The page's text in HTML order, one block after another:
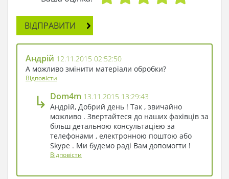
день новосілля. Треба ж, який місткий будинок.
Він гідний навіть королеви, адже велика кількість
житлової площі - ознака статусу, смаку і доброї
вдачі!
Принцеса схопилася за мобільний телефон і
почала надзвонювати архітекторові, адже їй так
який вона щойно побачила на картинці!
ВІДПРАВИТИ
Андрій 12.11.2015 02:52:50
А можливо змінити матеріали обробки?
Відповісти
↳ Dom4m 13.11.2015 13:29:43
Андрій, Добрий день ! Так , звичайно
можливо . Звертайтеся до наших фахівців за
більш детальною консультацією за
телефонами , електронною поштою або
Skype . Ми будемо раді Вам допомогти !
Відповісти